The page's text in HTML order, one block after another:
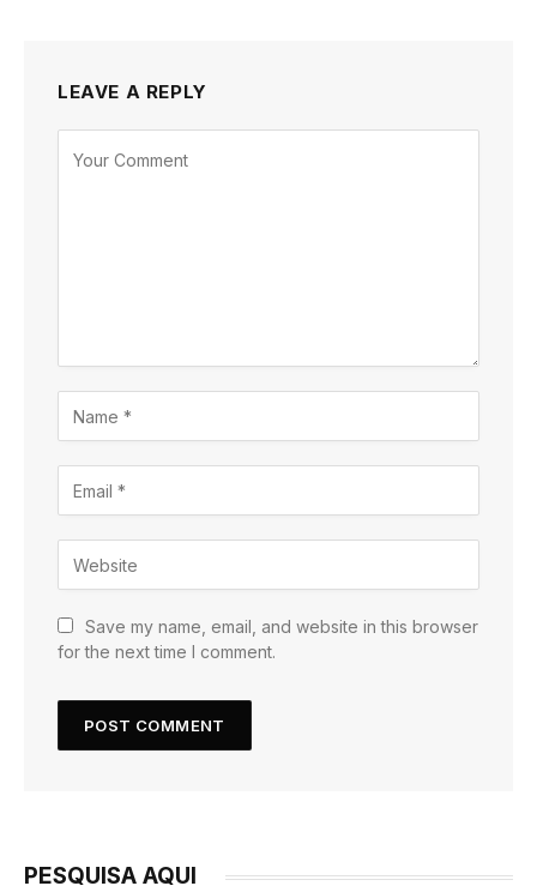
LEAVE A REPLY
Save my name, email, and website in this browser
for the next time I comment.
PESQUISA AQUI